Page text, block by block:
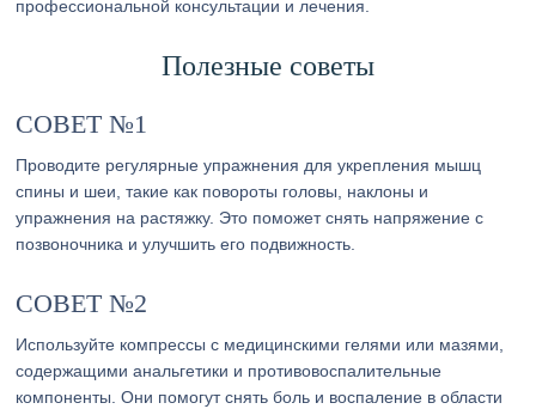
профессиональной консультации и лечения.
Полезные советы
СОВЕТ №1
Проводите регулярные упражнения для укрепления мышц
спины и шеи, такие как повороты головы, наклоны и
упражнения на растяжку. Это поможет снять напряжение с
позвоночника и улучшить его подвижность.
СОВЕТ №2
Используйте компрессы с медицинскими гелями или мазями,
содержащими анальгетики и противовоспалительные
компоненты. Они помогут снять боль и воспаление в области